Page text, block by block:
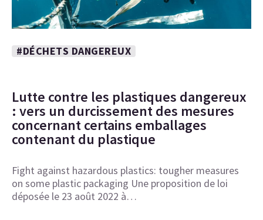
#DÉCHETS DANGEREUX
Lutte contre les plastiques dangereux
: vers un durcissement des mesures
concernant certains emballages
contenant du plastique
Fight against hazardous plastics: tougher measures
on some plastic packaging Une proposition de loi
déposée le 23 août 2022 à…